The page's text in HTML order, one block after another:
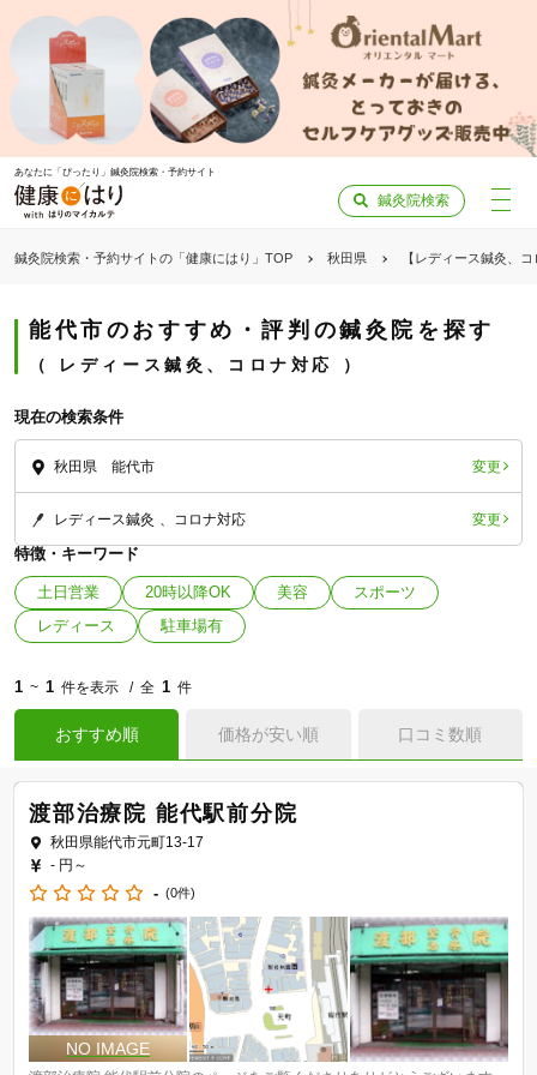
あなたに「ぴったり」鍼灸院検索・予約サイト
鍼灸院検索
鍼灸院検索・予約サイトの「健康にはり」TOP 秋田県 【レディース鍼灸、
能代市のおすすめ・評判の鍼灸院を探す
レディース鍼灸、コロナ対応
現在の検索条件
秋田県 能代市 変更
レディース鍼灸 コロナ対応 変更
特徴・キーワード
土日営業 20時以降OK 美容
スポーツ
レディース
駐車場有
1 ~ 1 件を表示 全 1 件
おすすめ順 価格が安い順 口コミ数順
渡部治療院 能代駅前分院
秋田県能代市元町13-17
- 円～
- (0件)
「健康にはりを見た」